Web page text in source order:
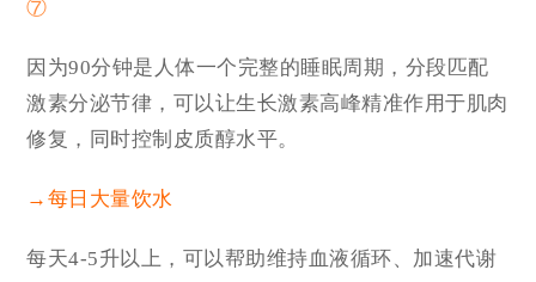
⑦
因为90分钟是人体一个完整的睡眠周期，分段匹配
激素分泌节律，可以让生长激素高峰精准作用于肌肉
修复，同时控制皮质醇水平。
→每日大量饮水
每天4-5升以上，可以帮助维持血液循环、加速代谢